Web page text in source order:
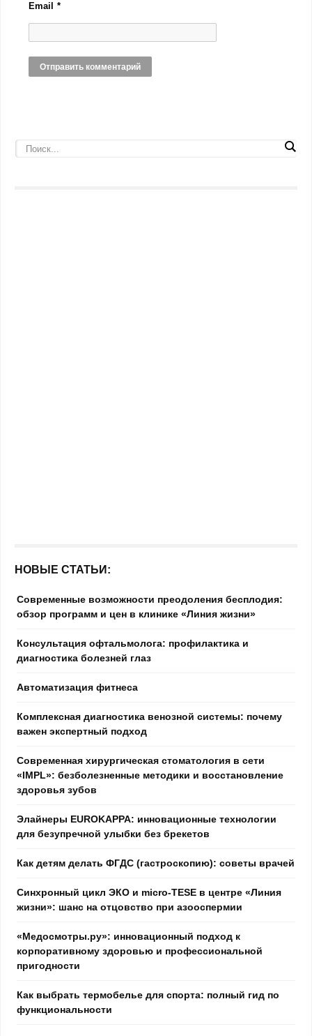
Email*
НОВЫЕ СТАТЬИ:
Современные возможности преодоления бесплодия:
обзор программ и цен в клинике «Линия жизни»
Консультация офтальмолога: профилактика и
диагностика болезней глаз
Автоматизация фитнеса
Комплексная диагностика венозной системы: почему
важен экспертный подход
Современная хирургическая стоматология в сети
«IMPL»: безболезненные методики и восстановление
здоровья зубов
Элайнеры EUROKAPPA: инновационные технологии
для безупречной улыбки без брекетов
Как детям делать ФГДС (гастроскопию): советы врачей
Синхронный цикл ЭКО и micro-TESE в центре «Линия
жизни»: шанс на отцовство при азооспермии
«Медосмотры.ру»: инновационный подход к
корпоративному здоровью и профессиональной
пригодности
Как выбрать термобелье для спорта: полный гид по
функциональности